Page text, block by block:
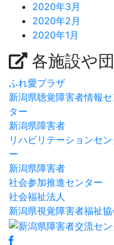
2020年3月
2020年2月
2020年1月
各施設や
ふれ愛プラザ
新潟県聴覚障害者情報セ
ター
新潟県障害者
リハビリテーションセン
ー
新潟県障害者
社会参加推進センター
社会福祉法人
新潟県視覚障害者福祉協